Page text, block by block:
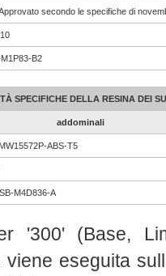
secondo le specifiche di
B2
SPECIFICHE DELLA RESINA DEI
addominali
ABS-T5
M4D836-A
'300' (Base,
viene eseguita